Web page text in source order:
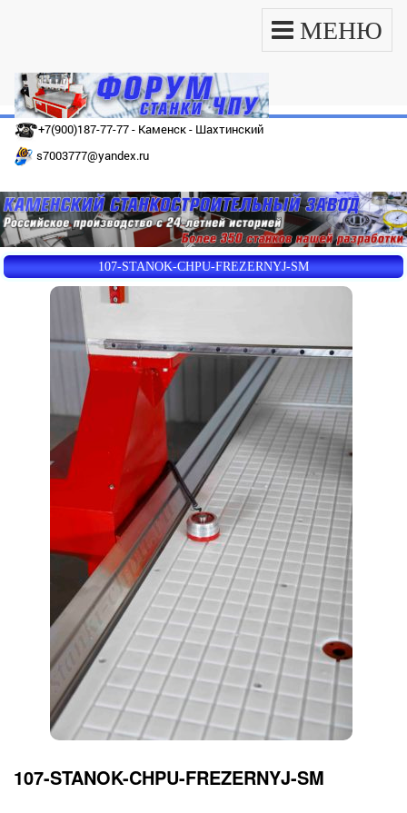
МЕНЮ
+7(900)187-77-77 - Каменск - Шахтинский
s7003777@yandex.ru
107-STANOK-CHPU-FREZERNYJ-SM
107-STANOK-CHPU-FREZERNYJ-SM